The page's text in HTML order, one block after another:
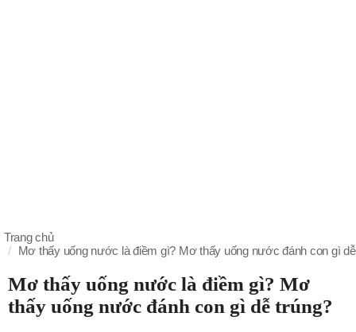
Trang chủ
Mơ thấy uống nước là điềm gì? Mơ thấy uống nước đánh con gì
Mơ thấy uống nước là điềm gì? Mơ
thấy uống nước đánh con gì dễ trúng?